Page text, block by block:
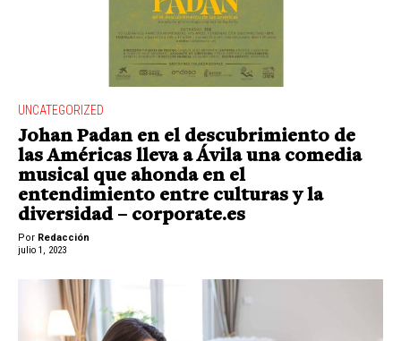
UNCATEGORIZED
Johan Padan en el descubrimiento de
las Américas lleva a Ávila una comedia
musical que ahonda en el
entendimiento entre culturas y la
diversidad – corporate.es
Por Redacción
julio 1, 2023